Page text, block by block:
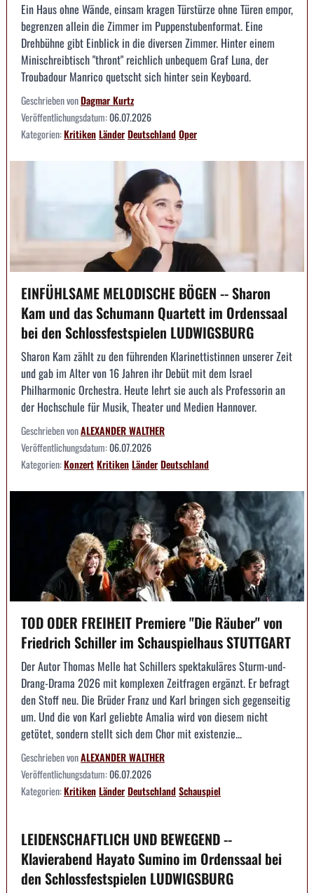
Ein Haus ohne Wände, einsam kragen Türstürze ohne Türen empor,
begrenzen allein die Zimmer im Puppenstubenformat. Eine
Drehbühne gibt Einblick in die diversen Zimmer. Hinter einem
Minischreibtisch "thront" reichlich unbequem Graf Luna, der
Troubadour Manrico quetscht sich hinter sein Keyboard.
Geschrieben vonDagmar Kurtz
Veröffentlichungsdatum:06.07.2026
Kategorien:KritikenLänderDeutschlandOper
EINFÜHLSAME MELODISCHE BÖGEN -- Sharon
Kam und das Schumann Quartett im Ordenssaal
bei den Schlossfestspielen LUDWIGSBURG
Sharon Kam zählt zu den führenden Klarinettistinnen unserer Zeit
und gab im Alter von 16 Jahren ihr Debüt mit dem Israel
Philharmonic Orchestra. Heute lehrt sie auch als Professorin an
der Hochschule für Musik, Theater und Medien Hannover.
Geschrieben vonALEXANDER WALTHER
Veröffentlichungsdatum:06.07.2026
Kategorien:KonzertKritikenLänderDeutschland
TOD ODER FREIHEIT Premiere "Die Räuber" von
Friedrich Schiller im Schauspielhaus STUTTGART
Der Autor Thomas Melle hat Schillers spektakuläres Sturm-und-
Drang-Drama 2026 mit komplexen Zeitfragen ergänzt. Er befragt
den Stoff neu. Die Brüder Franz und Karl bringen sich gegenseitig
um. Und die von Karl geliebte Amalia wird von diesem nicht
getötet, sondern stellt sich dem Chor mit existenzie...
Geschrieben vonALEXANDER WALTHER
Veröffentlichungsdatum:06.07.2026
Kategorien:KritikenLänderDeutschlandSchauspiel
LEIDENSCHAFTLICH UND BEWEGEND --
Klavierabend Hayato Sumino im Ordenssaal bei
den Schlossfestspielen LUDWIGSBURG